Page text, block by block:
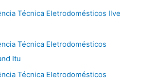
Técnica Eletrodomésticos Ilve
Técnica Eletrodomésticos
Itu
Técnica Eletrodomésticos